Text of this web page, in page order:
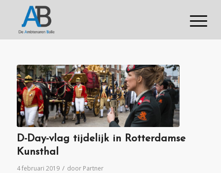
D-Day-vlag tijdelijk in Rotterdamse
Kunsthal
4 februari 2019 / door Partner